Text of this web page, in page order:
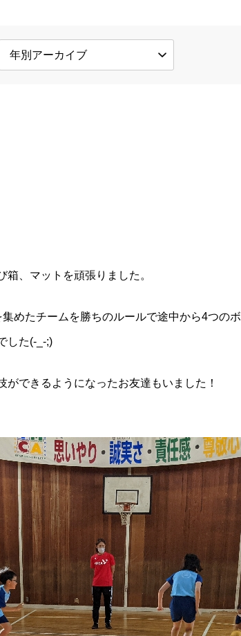
、マットを頑張りました。
めたチームを勝ちのルールで途中から4つの
した(-_-;)
できるようになったお友達もいました！